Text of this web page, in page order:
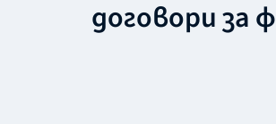
договори за